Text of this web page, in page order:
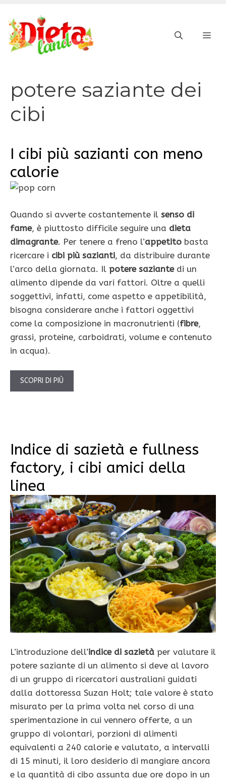
contenuto
potere saziante dei
cibi
I cibi più sazianti con meno
calorie
Quando si avverte costantemente il senso di
fame, è piuttosto difficile seguire una dieta
dimagrante. Per tenere a freno l’appetito basta
ricercare i cibi più sazianti, da distribuire durante
l’arco della giornata. Il potere saziantedi un
alimento dipende da vari fattori. Oltre a quelli
soggettivi, infatti, come aspetto e appetibilità,
bisogna considerare anche i fattori oggettivi
come la composizione in macronutrienti (fibre,
grassi, proteine, carboidrati, volume e contenuto
in acqua).
SCOPRI DI PIÙ
Indice di sazietà e fullness
factory, i cibi amici della
linea
L’introduzione dell’indice di sazietà per valutare il
potere saziante di un alimento si deve al lavoro
di un gruppo di ricercatori australiani guidati
dalla dottoressa Suzan Holt; tale valore è stato
misurato per la prima volta nel corso di una
sperimentazione in cui vennero offerte, a un
gruppo di volontari, porzioni di alimenti
equivalenti a 240 calorie e valutato, a intervalli
di 15 minuti, il loro desiderio di mangiare ancora
e la quantità di cibo assunta due ore dopo in un